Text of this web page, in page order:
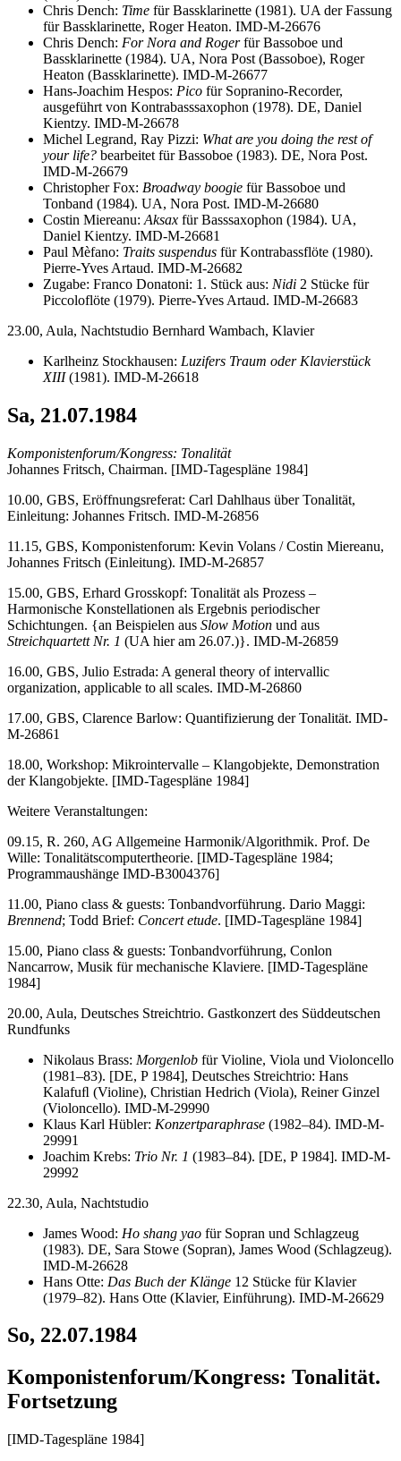
Chris Dench: Time für Bassklarinette (1981). UA der Fassung
für Bassklarinette, Roger Heaton. IMD-M-26676
Chris Dench: For Nora and Rogerfür Bassoboe und
Bassklarinette (1984). UA, Nora Post (Bassoboe), Roger
Heaton (Bassklarinette). IMD-M-26677
Hans-Joachim Hespos: Pico für Sopranino-Recorder,
ausgeführt von Kontrabasssaxophon (1978). DE, Daniel
Kientzy. IMD-M-26678
Michel Legrand, Ray Pizzi: What are you doing the rest of
your life? bearbeitet für Bassoboe (1983). DE, Nora Post.
IMD-M-26679
Christopher Fox: Broadway boogie für Bassoboe und
Tonband (1984). UA, Nora Post. IMD-M-26680
Costin Miereanu: Aksax für Basssaxophon (1984). UA,
Daniel Kientzy. IMD-M-26681
Paul Mèfano: Traits suspendus für Kontrabassflöte (1980).
Pierre-Yves Artaud. IMD-M-26682
Zugabe: Franco Donatoni: 1. Stück aus: Nidi 2 Stücke für
Piccoloflöte (1979). Pierre-Yves Artaud. IMD-M-26683
23.00, Aula, Nachtstudio Bernhard Wambach, Klavier
Karlheinz Stockhausen: Luzifers Traum oder Klavierstück
XIII(1981). IMD-M-26618
Sa, 21.07.1984
Komponistenforum/Kongress: Tonalität
Johannes Fritsch, Chairman. [IMD-Tagespläne 1984]
10.00, GBS, Eröffnungsreferat: Carl Dahlhaus über Tonalität,
Einleitung: Johannes Fritsch. IMD-M-26856
11.15, GBS, Komponistenforum: Kevin Volans / Costin Miereanu,
Johannes Fritsch (Einleitung). IMD-M-26857
15.00, GBS, Erhard Grosskopf: Tonalität als Prozess –
Harmonische Konstellationen als Ergebnis periodischer
Schichtungen. {an Beispielen aus Slow Motion und aus
Streichquartett Nr. 1 (UA hier am 26.07.)}. IMD-M-26859
16.00, GBS, Julio Estrada: A general theory of intervallic
organization, applicable to all scales. IMD-M-26860
17.00, GBS, Clarence Barlow: Quantifizierung der Tonalität. IMD-
M-26861
18.00, Workshop: Mikrointervalle – Klangobjekte, Demonstration
der Klangobjekte. [IMD-Tagespläne 1984]
Weitere Veranstaltungen:
09.15, R. 260, AG Allgemeine Harmonik/Algorithmik. Prof. De
Wille: Tonalitätscomputertheorie. [IMD-Tagespläne 1984;
Programmaushänge IMD-B3004376]
11.00, Piano class & guests: Tonbandvorführung. Dario Maggi:
Brennend; Todd Brief: Concert etude. [IMD-Tagespläne 1984]
15.00, Piano class & guests: Tonbandvorführung, Conlon
Nancarrow, Musik für mechanische Klaviere. [IMD-Tagespläne
1984]
20.00, Aula, Deutsches Streichtrio. Gastkonzert des Süddeutschen
Rundfunks
Nikolaus Brass: Morgenlob für Violine, Viola und Violoncello
(1981–83). [DE, P 1984], Deutsches Streichtrio: Hans
Kalafuﬂ (Violine), Christian Hedrich (Viola), Reiner Ginzel
(Violoncello). IMD-M-29990
Klaus Karl Hübler: Konzertparaphrase (1982–84). IMD-M-
29991
Joachim Krebs: Trio Nr. 1 (1983–84). [DE, P 1984]. IMD-M-
29992
22.30, Aula, Nachtstudio
James Wood: Ho shang yao für Sopran und Schlagzeug
(1983). DE, Sara Stowe (Sopran), James Wood (Schlagzeug).
IMD-M-26628
Hans Otte: Das Buch der Klänge 12 Stücke für Klavier
(1979–82). Hans Otte (Klavier, Einführung). IMD-M-26629
So, 22.07.1984
Komponistenforum/Kongress: Tonalität.
Fortsetzung
[IMD-Tagespläne 1984]